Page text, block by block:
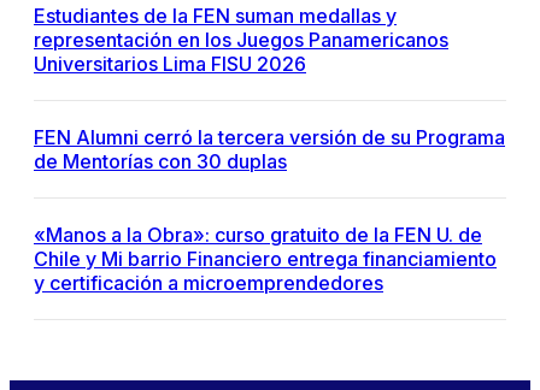
Estudiantes de la FEN suman medallas y
representación en los Juegos Panamericanos
Universitarios Lima FISU 2026
FEN Alumni cerró la tercera versión de su Programa
de Mentorías con 30 duplas
«Manos a la Obra»: curso gratuito de la FEN U. de
Chile y Mi barrio Financiero entrega financiamiento
y certificación a microemprendedores